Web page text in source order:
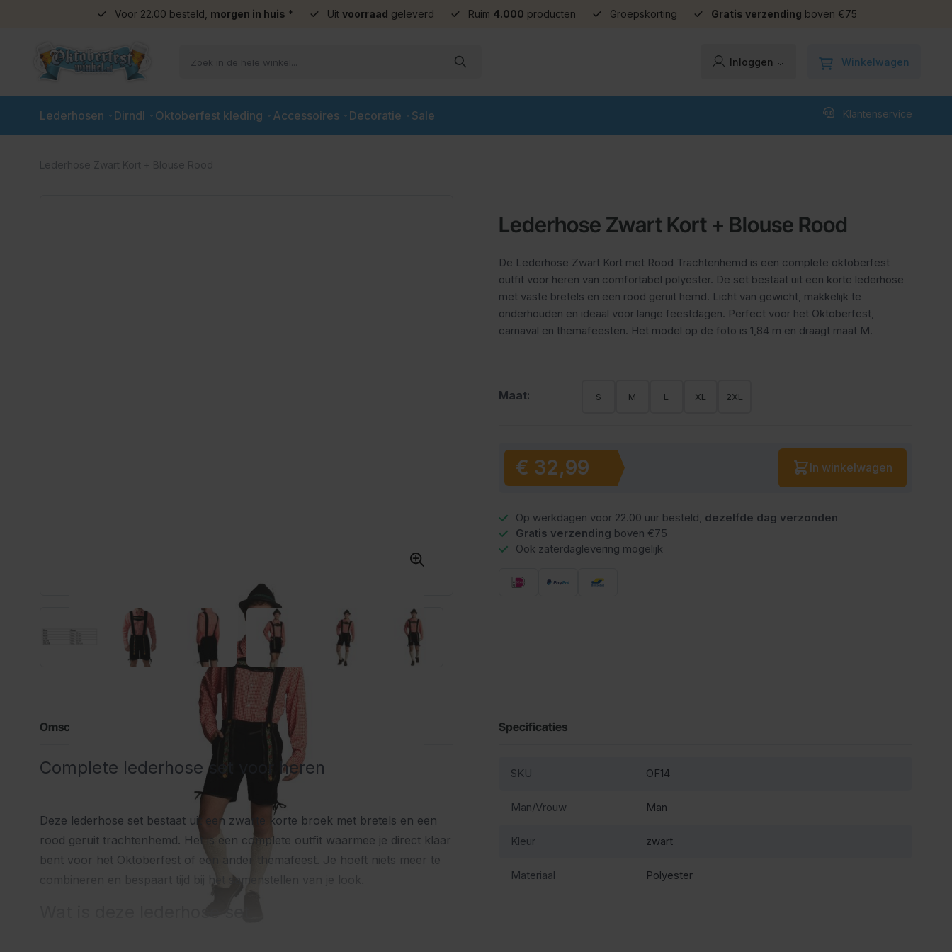
Voor 22.00 besteld, morgen in huis * Uit voorraad geleverd Ruim 4.000 producten Groepskorting Gratis verzending boven €75
Inloggen Winkelwagen
Lederhosen Dirndl Oktoberfest kleding Accessoires Decoratie Sale Klantenservice
Lederhose Zwart Kort + Blouse Rood
Lederhose Zwart Kort + Blouse Rood
De Lederhose Zwart Kort met Rood Trachtenhemd is een complete oktoberfest
outfit voor heren van comfortabel polyester. De set bestaat uit een korte lederhose
met vaste bretels en een rood geruit hemd. Licht van gewicht, makkelijk te
onderhouden en ideaal voor lange feestdagen. Perfect voor het Oktoberfest,
carnaval en themafeesten. Het model op de foto is 1,84 m en draagt maat M.
Maat: S M L XL 2XL
Vanaf:
€ 32,99
Aantal
In winkelwagen
Op werkdagen voor 22.00 uur besteld, dezelfde dag verzonden
Gratis verzending boven €75
Ook zaterdaglevering mogelijk
Omschrijving
Complete lederhose set voor heren
Deze lederhose set bestaat uit een zwarte korte broek met bretels en een
rood geruit trachtenhemd. Het is een complete outfit waarmee je direct klaar
bent voor het Oktoberfest of een ander themafeest. Je hoeft niets meer te
combineren en bespaart tijd bij het samenstellen van je look.
Specificaties
SKU OF14
Man/Vrouw Man
Kleur zwart
Materiaal Polyester